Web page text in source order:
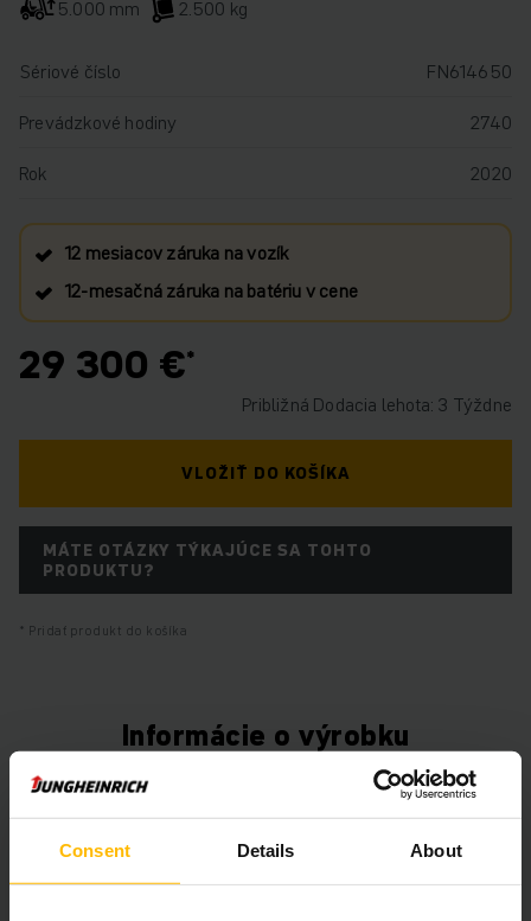
Consent Details About
5.000 mm 2.500 kg
Sériové číslo
FN614650
Prevádzkové hodiny
2740
Rok
2020
12 mesiacov záruka na vozík
12‑mesačná záruka na batériu v cene
29 300 €
Približná Dodacia lehota: 3 Týždne
VLOŽIŤ DO KOŠÍKA
MÁTE OTÁZKY TÝKAJÚCE SA TOHTO
PRODUKTU?
Pridať produkt do košíka
Informácie o výrobku
Nasledujúca časť poskytuje komplexný prehľad technických
špecifikácií a vybavenia vozidla.
Technické údaje